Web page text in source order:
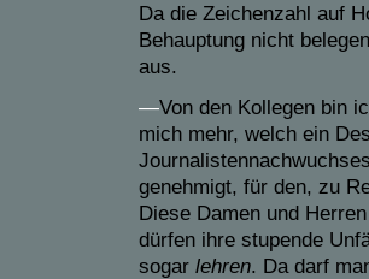
Da die Zeichenzahl auf
Behauptung nicht
aus.
—Von den Kollegen bin
mich mehr, welch ein
genehmigt, für den, zu
Diese Damen und
dürfen ihre stupende
sogar lehren. Da darf